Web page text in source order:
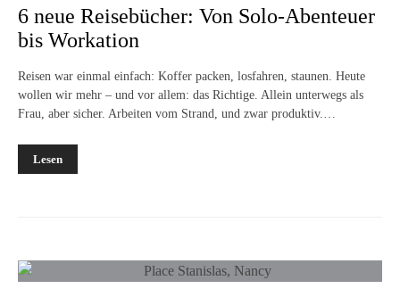
6 neue Reisebücher: Von Solo-Abenteuer
bis Workation
Reisen war einmal einfach: Koffer packen, losfahren, staunen. Heute
wollen wir mehr – und vor allem: das Richtige. Allein unterwegs als
Frau, aber sicher. Arbeiten vom Strand, und zwar produktiv.…
Lesen